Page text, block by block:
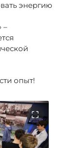
энергию
–
опыт!